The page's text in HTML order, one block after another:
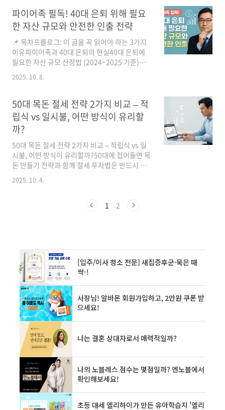
죠. 오늘 바로 계좌를 개설하지 않으면, 10년 뒤
자산이 동료보다 수천만 원 뒤처질 수 있습니다.
이 글을 끝까지 읽어야 하는 이유:40대가 반드시
열어야 할 비밀 계좌 정체 공개10년 후 복리 마법
으로 자산 증식 곡선을 경험하는 원리2025년 최
신 세제 혜택을 활용한 실전 계좌 개설 가이드1.
복리 마법의 정체: 왜 40대가 마지막 기회인가?
아인슈타인은 “복리(Compound Interest)는 8
파이어족 필독! 40대 은퇴 위해 필요
한 자산 규모와 안전한 인출 전략
📌 목차프롤로그: 이 글을 꼭 읽어야 하는 3가지
이유파이어족과 40대 은퇴의 현실40대 은퇴에
필요한 자산 규모 산정법 (2024~2025 기준)안
전한 인출 전략 (세이프 위드로 등)성공 로드맵 3
단계 — 준비·실행·유지실전 시나리오 3가지
할 일 (CTA)파이어족 필독! 40대 은퇴 위해 필요
한 자산 규모와 안전한 인출 전략프롤로그 (후
킹):“40대에 은퇴해서 자유롭게 살 수 있을까?”
— 이 질문에 대한 정답은 단순한 숫자가 아닙니
다. 이 글을 끝까지 읽어야 할 최대 3가지 이유:40
대 은퇴에 필요한 정확한 자산 규모을 제시합니
다.은퇴 후 안전한 인출 전략을 실제 수치와 함께
핵심 원칙’을 공개합..
2025. 10. 8.
50대 목돈 절세 전략 2가지 비교 – 적
립식 vs 일시불, 어떤 방식이 유리할
까?
50대 목돈 절세 전략 2가지 비교 – 적립식 vs 일
시불, 어떤 방식이 유리할까?50대에 접어들면 목
돈 만들기 전략과 함께 절세 투자법은 반드시 고
민해야 할 화두입니다. 이 글에서는 적립식 투자
절세 전략과 일시불 투자 절세 전략을 비교하며,
하게 제시합니다.한꺼번에 목돈을 넣을까, 아니
적립식 vs 일시불의 장단점을 50대 관점에서 비
교합니다.실전 적용 가능한 투자 플랜 & 체크리
스트를 드려, 바로 활용할 수 있습니다.1. 50대
절세 전략의 기본 원칙과 키워드 분석50..
2025. 10. 4.
1 2